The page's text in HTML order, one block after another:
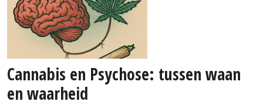
Cannabis en Psychose: tussen waan
en waarheid